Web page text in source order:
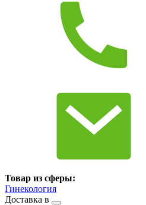
Товар из сферы:
Гинекология
Доставка в